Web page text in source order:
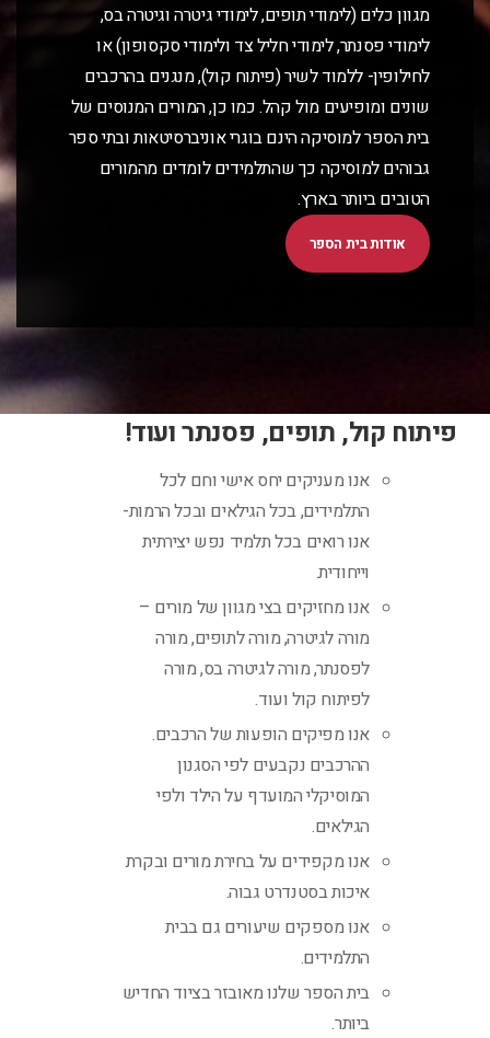
מגוון כלים (לימודי תופים, לימודי גיטרה וגיטרה בס,
לימודי פסנתר, לימודי חליל צד ולימודי סקסופון) או
לחילופין- ללמוד לשיר (פיתוח קול), מנגנים בהרכבים
שונים ומופיעים מול קהל. כמו כן, המורים המנוסים של
בית הספר למוסיקה הינם בוגרי אוניברסיטאות ובתי ספר
גבוהים למוסיקה כך שהתלמידים לומדים מהמורים
הטובים ביותר בארץ.
אודות בית הספר
פיתוח קול, תופים, פסנתר ועוד!
אנו מעניקים יחס אישי וחם לכל
התלמידים, בכל הגילאים ובכל הרמות-
אנו רואים בכל תלמיד נפש יצירתית
וייחודית.
אנו מחזיקים בצי מגוון של מורים –
מורה לגיטרה, מורה לתופים, מורה
לפסנתר, מורה לגיטרה בס, מורה
לפיתוח קול ועוד.
אנו מפיקים הופעות של הרכבים.
ההרכבים נקבעים לפי הסגנון
המוסיקלי המועדף על הילד ולפי
הגילאים.
אנו מקפידים על בחירת מורים ובקרת
איכות בסטנדרט גבוה.
אנו מספקים שיעורים גם בבית
התלמידים.
בית הספר שלנו מאובזר בציוד החדיש
ביותר.